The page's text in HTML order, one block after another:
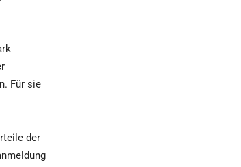
Für sie
der